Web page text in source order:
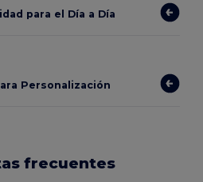
para el Día a Día
Personalización
frecuentes